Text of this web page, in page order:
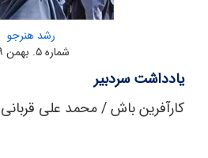
رشد هنرجو
شماره ۵. بهمن ۹۹
یادداشت سردبیر
کارآفرین باش / محمد علی قربانی